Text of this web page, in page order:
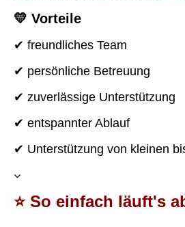
💛 Vorteile
✔ freundliches Team
✔ persönliche Betreuung
✔ zuverlässige Unterstützung
✔ entspannter Ablauf
✔ Unterstützung von kleinen
⭐ So einfach läuft's